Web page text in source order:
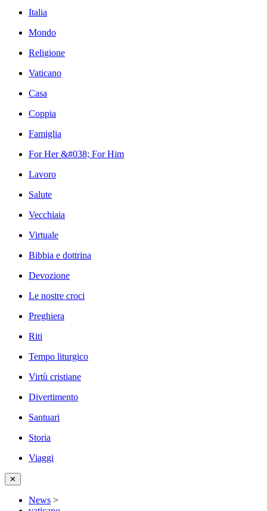
Italia
Mondo
Religione
Vaticano
Casa
Coppia
Famiglia
For Her &#038; For Him
Lavoro
Salute
Vecchiaia
Virtuale
Bibbia e dottrina
Devozione
Le nostre croci
Preghiera
Riti
Tempo liturgico
Virtù cristiane
Divertimento
Santuari
Storia
Viaggi
✕
News >